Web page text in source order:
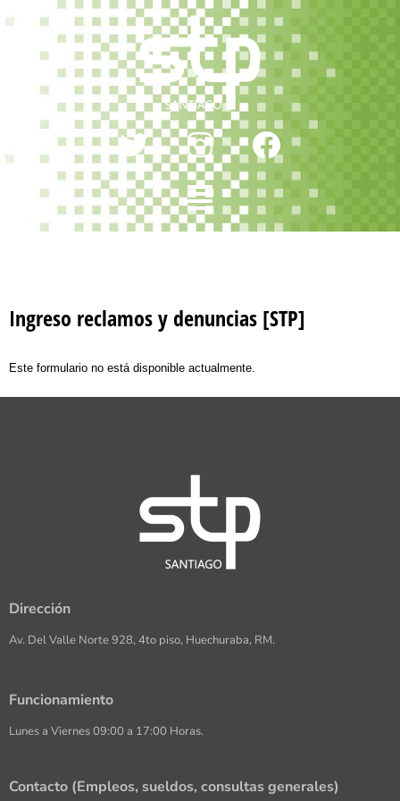
Dirección
Av. Del Valle Norte 928, 4to piso, Huechuraba, RM.
Funcionamiento
Lunes a Viernes 09:00 a 17:00 Horas.
Contacto (Empleos, sueldos, consultas generales)